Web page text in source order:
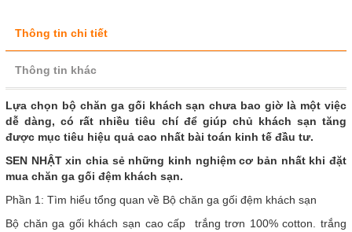
Thông tin chi tiết
Thông tin khác
Lựa chọn bộ chăn ga gối khách sạn chưa bao giờ là một việc
dễ dàng, có rất nhiều tiêu chí để giúp chủ khách sạn tăng
được mục tiêu hiệu quả cao nhất bài toán kinh tế đầu tư.
SEN NHẬT xin chia sẻ những kinh nghiệm cơ bản nhất khi đặt
mua chăn ga gối đệm khách sạn.
Phần 1: Tìm hiểu tổng quan về Bộ chăn ga gối đệm khách sạn
Bộ chăn ga gối khách sạn cao cấp trắng trơn 100% cotton. trắng